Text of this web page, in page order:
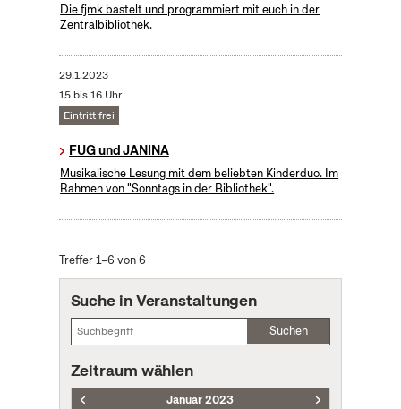
Die fjmk bastelt und programmiert mit euch in der
Zentralbibliothek.
29.1.2023
15 bis 16 Uhr
Eintritt frei
FUG und JANINA
Musikalische Lesung mit dem beliebten Kinderduo. Im
Rahmen von "Sonntags in der Bibliothek".
Treffer 1–6 von 6
Suche in Veranstaltungen
Suchen
Zeitraum wählen
Januar 2023